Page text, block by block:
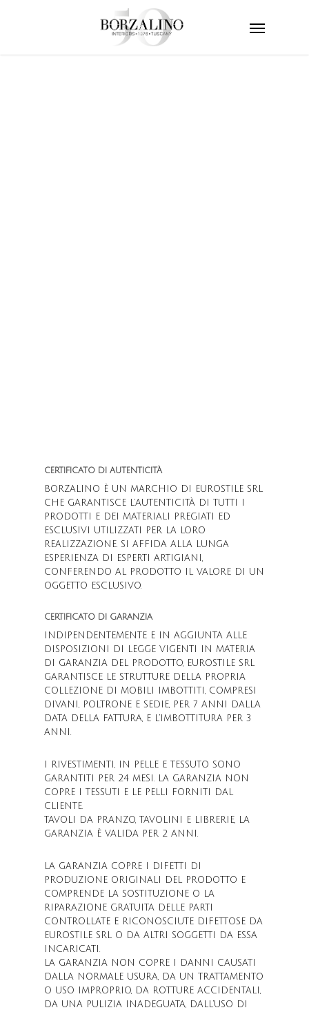
CERTIFICATO DI AUTENTICITÀ
BORZALINO È UN MARCHIO DI EUROSTILE SRL
CHE GARANTISCE L’AUTENTICITÀ DI TUTTI I
PRODOTTI E DEI MATERIALI PREGIATI ED
ESCLUSIVI UTILIZZATI PER LA LORO
REALIZZAZIONE. SI AFFIDA ALLA LUNGA
ESPERIENZA DI ESPERTI ARTIGIANI,
CONFERENDO AL PRODOTTO IL VALORE DI UN
OGGETTO ESCLUSIVO.
CERTIFICATO DI GARANZIA
INDIPENDENTEMENTE E IN AGGIUNTA ALLE
DISPOSIZIONI DI LEGGE VIGENTI IN MATERIA
DI GARANZIA DEL PRODOTTO, EUROSTILE SRL
GARANTISCE LE STRUTTURE DELLA PROPRIA
COLLEZIONE DI MOBILI IMBOTTITI, COMPRESI
DIVANI, POLTRONE E SEDIE, PER 7 ANNI DALLA
DATA DELLA FATTURA, E L’IMBOTTITURA PER 3
ANNI.
I RIVESTIMENTI, IN PELLE E TESSUTO SONO
GARANTITI PER 24 MESI. LA GARANZIA NON
COPRE I TESSUTI E LE PELLI FORNITI DAL
CLIENTE.
TAVOLI DA PRANZO, TAVOLINI E LIBRERIE, LA
GARANZIA È VALIDA PER 2 ANNI.
LA GARANZIA COPRE I DIFETTI DI
PRODUZIONE ORIGINALI DEL PRODOTTO E
COMPRENDE LA SOSTITUZIONE O LA
RIPARAZIONE GRATUITA DELLE PARTI
CONTROLLATE E RICONOSCIUTE DIFETTOSE DA
EUROSTILE SRL O DA ALTRI SOGGETTI DA ESSA
INCARICATI.
LA GARANZIA NON COPRE I DANNI CAUSATI
DALLA NORMALE USURA, DA UN TRATTAMENTO
O USO IMPROPRIO, DA ROTTURE ACCIDENTALI,
DA UNA PULIZIA INADEGUATA, DALL’USO DI